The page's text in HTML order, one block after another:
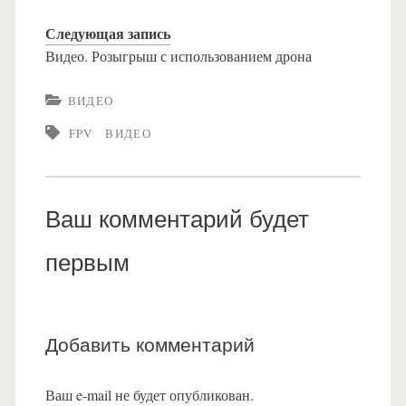
Следующая запись
Видео. Розыгрыш с использованием дрона
ВИДЕО
FPV
ВИДЕО
Ваш комментарий будет
первым
Добавить комментарий
Ваш e-mail не будет опубликован.